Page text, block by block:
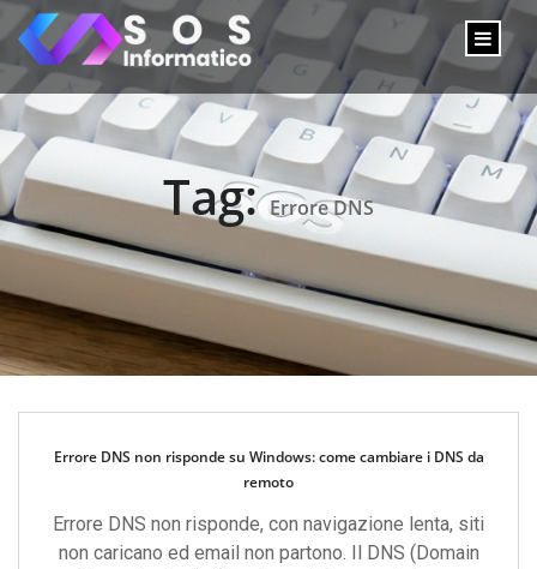
Tag:Errore DNS
Errore DNS non risponde su Windows: come cambiare i DNS da
remoto
Errore DNS non risponde, con navigazione lenta, siti
non caricano ed email non partono. Il DNS (Domain